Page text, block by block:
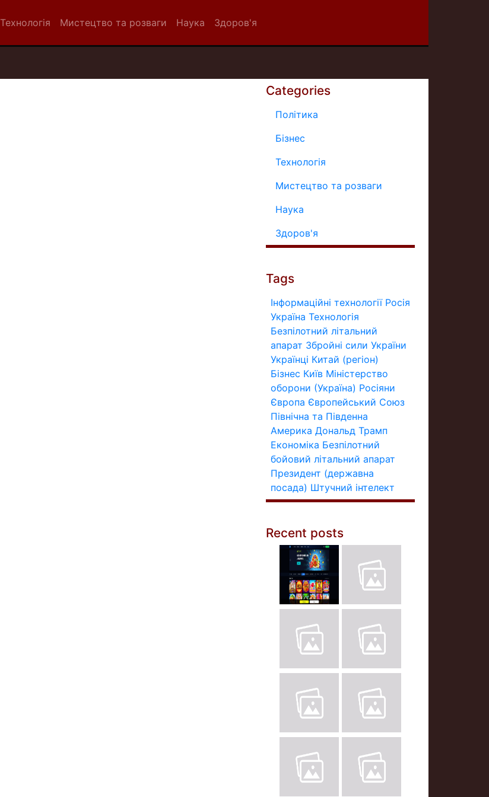
Технологія Мистецтво та розваги Наука Здоров'я
Categories
Політика
Бізнес
Технологія
Мистецтво та розваги
Наука
Здоров'я
Tags
Інформаційні технології Росія
Україна Технологія
Безпілотний літальний
апарат Збройні сили України
Українці Китай (регіон)
Бізнес Київ Міністерство
оборони (Україна) Росіяни
Європа Європейський Союз
Північна та Південна
Америка Дональд Трамп
Економіка Безпілотний
бойовий літальний апарат
Президент (державна
посада) Штучний інтелект
Recent posts